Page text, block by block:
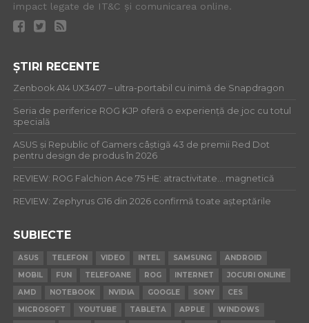
impact legate de IT&C și comunicarea online.
ȘTIRI RECENTE
Zenbook A14 UX3407 – ultra-portabil cu inimă de Snapdragon
Seria de periferice ROG KJP oferă o experiență de joc cu totul
specială
ASUS și Republic of Gamers câștigă 43 de premii Red Dot
pentru design de produs în 2026
REVIEW: ROG Falchion Ace 75 HE: atractivitate… magnetică
REVIEW: Zephyrus G16 din 2026 confirmă toate așteptările
SUBIECTE
ASUS TELEFON VIDEO INTEL SAMSUNG
ANDROID
MOBIL
FUN TELEFOANE ROG INTERNET
JOCURI ONLINE
AMD
NOTEBOOK NVIDIA GOOGLE SONY
CES
MICROSOFT
YOUTUBE TABLETA APPLE
WINDOWS